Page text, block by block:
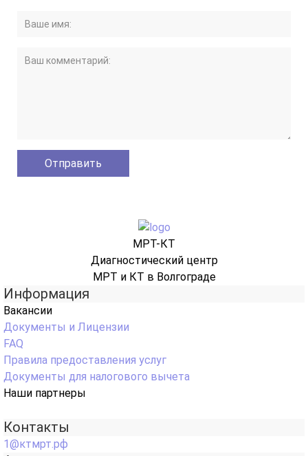
МРТ-КТ
Диагностический центр
МРТ и КТ в Волгограде
Информация
Вакансии
Документы и Лицензии
FAQ
Правила предоставления услуг
Документы для налогового вычета
Наши партнеры
Контакты
1@ктмрт.рф